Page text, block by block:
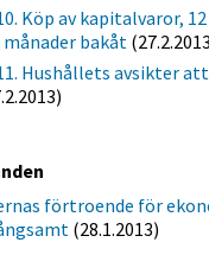
Köp av kapitalvaror,
bakåt
Hushållets avsikter
förtroende för
(28.1.2013)